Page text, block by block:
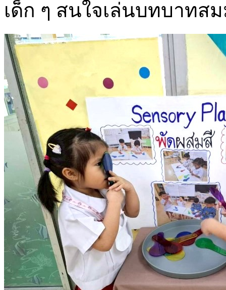
เด็ก ๆ สนใจเล่นบทบาทส